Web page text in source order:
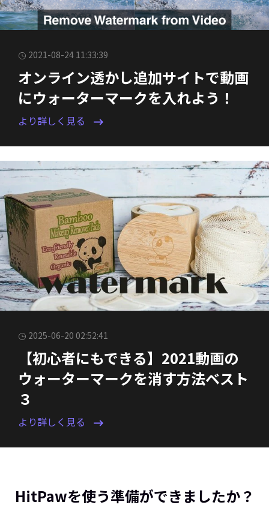
2021-08-24 11:33:39
オンライン透かし追加サイトで動画
にウォーターマークを入れよう！
より詳しく見る
2025-06-20 02:52:41
【初心者にもできる】2021動画の
ウォーターマークを消す方法ベスト
３
より詳しく見る
HitPawを使う準備ができましたか？